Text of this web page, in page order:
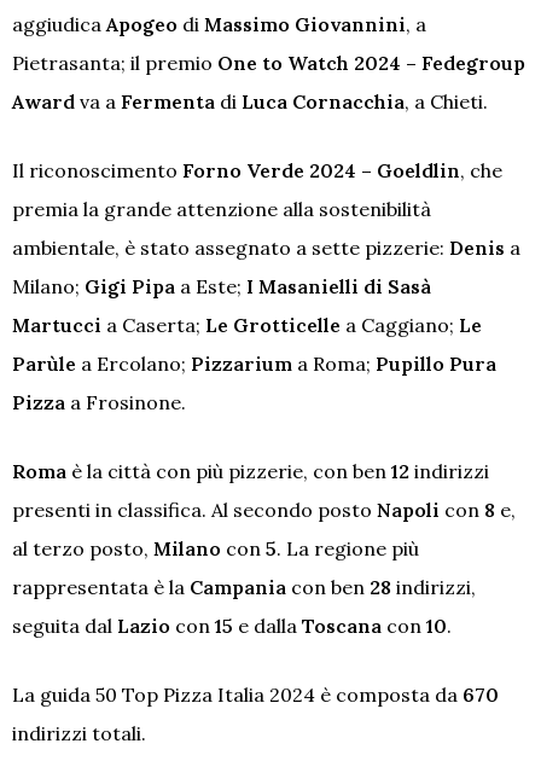
aggiudicaApogeo di Massimo Giovannini, a
Pietrasanta; il premio One to Watch 2024 – Fedegroup
Award va a Fermenta di Luca Cornacchia, a Chieti.
Il riconoscimento Forno Verde 2024 – Goeldlin, che
premia la grande attenzione alla sostenibilità
ambientale, è stato assegnato a sette pizzerie: Denis a
Milano; Gigi Pipa a Este; I Masanielli di Sasà
Martucci a Caserta; Le Grotticelle a Caggiano; Le
Parùle a Ercolano; Pizzarium a Roma; Pupillo Pura
Pizza a Frosinone.
Roma è la città con più pizzerie, con ben12 indirizzi
presenti in classifica. Al secondo posto Napoli con 8 e,
al terzo posto, Milano con 5. La regione più
rappresentata è la Campania con ben 28 indirizzi,
seguita dal Lazio con15 e dalla Toscana con10.
La guida 50 Top Pizza Italia 2024 è composta da 670
indirizzi totali.